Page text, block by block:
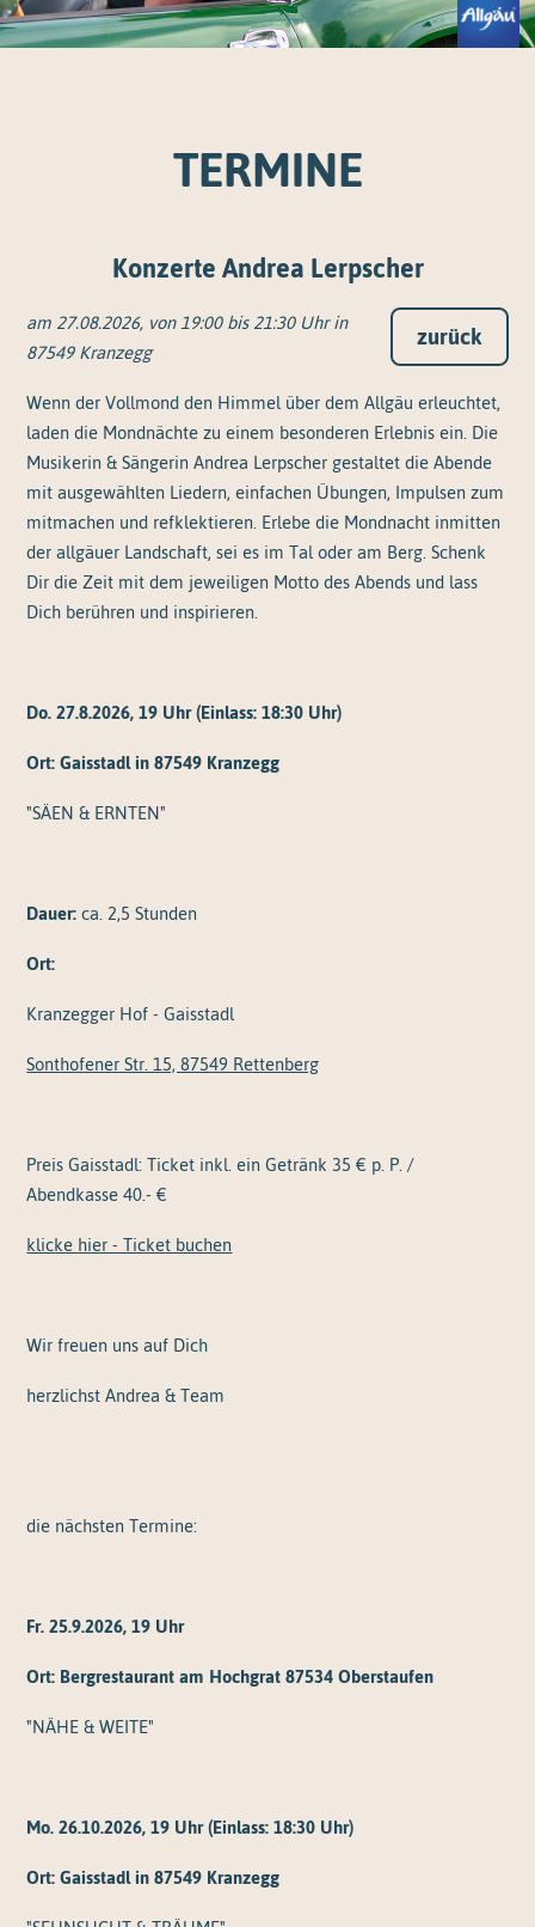
TERMINE
Konzerte Andrea Lerpscher
zurück
am 27.08.2026, von 19:00 bis 21:30 Uhr in
87549 Kranzegg
Wenn der Vollmond den Himmel über dem Allgäu erleuchtet,
laden die Mondnächte zu einem besonderen Erlebnis ein. Die
Musikerin & Sängerin Andrea Lerpscher gestaltet die Abende
mit ausgewählten Liedern, einfachen Übungen, Impulsen zum
mitmachen und refklektieren. Erlebe die Mondnacht inmitten
der allgäuer Landschaft, sei es im Tal oder am Berg. Schenk
Dir die Zeit mit dem jeweiligen Motto des Abends und lass
Dich berühren und inspirieren.
Do. 27.8.2026, 19 Uhr (Einlass: 18:30 Uhr)
Ort:Gaisstadl in 87549 Kranzegg
"SÄEN & ERNTEN"
Dauer:ca. 2,5 Stunden
Ort:
Kranzegger Hof - Gaisstadl
Sonthofener Str. 15, 87549 Rettenberg
Preis Gaisstadl: Ticket inkl. ein Getränk 35 € p. P. /
Abendkasse 40.- €
klicke hier - Ticket buchen
Wir freuen uns auf Dich
herzlichst Andrea & Team
die nächsten Termine:
Fr. 25.9.2026, 19 Uhr
Ort:Bergrestaurant am Hochgrat 87534 Oberstaufen
"NÄHE & WEITE"
Mo. 26.10.2026, 19 Uhr (Einlass: 18:30 Uhr)
Ort:Gaisstadl in 87549 Kranzegg